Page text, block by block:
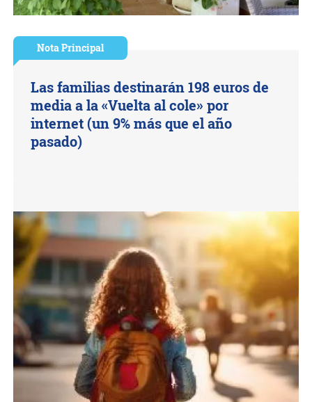
Nota Principal
Las familias destinarán 198 euros de
media a la «Vuelta al cole» por
internet (un 9% más que el año
pasado)